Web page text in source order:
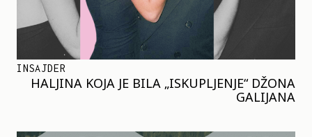
INSAJDER
HALJINA KOJA JE BILA „ISKUPLJENJE“ DŽONA
GALIJANA